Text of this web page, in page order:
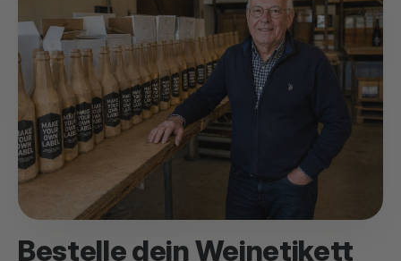
Bestelle dein Weinetikett